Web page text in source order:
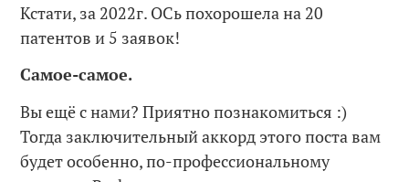
Кстати, за 2022г. ОСь похорошела на 20
патентов и 5 заявок!
Самое-самое.
Вы ещё с нами? Приятно познакомиться :)
Тогда заключительный аккорд этого поста вам
будет особенно, по-профессиональному